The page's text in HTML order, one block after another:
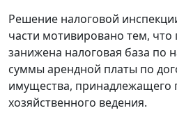
Решение налоговой
части мотивировано тем,
занижена налоговая база по
суммы арендной платы по
имущества, принадлежащего
хозяйственного ведения.